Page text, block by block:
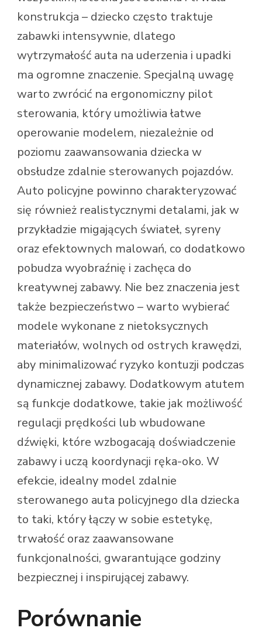
konstrukcja – dziecko często traktuje
zabawki intensywnie, dlatego
wytrzymałość auta na uderzenia i upadki
ma ogromne znaczenie. Specjalną uwagę
warto zwrócić na ergonomiczny pilot
sterowania, który umożliwia łatwe
operowanie modelem, niezależnie od
poziomu zaawansowania dziecka w
obsłudze zdalnie sterowanych pojazdów.
Auto policyjne powinno charakteryzować
się również realistycznymi detalami, jak w
przykładzie migających świateł, syreny
oraz efektownych malowań, co dodatkowo
pobudza wyobraźnię i zachęca do
kreatywnej zabawy. Nie bez znaczenia jest
także bezpieczeństwo – warto wybierać
modele wykonane z nietoksycznych
materiałów, wolnych od ostrych krawędzi,
aby minimalizować ryzyko kontuzji podczas
dynamicznej zabawy. Dodatkowym atutem
są funkcje dodatkowe, takie jak możliwość
regulacji prędkości lub wbudowane
dźwięki, które wzbogacają doświadczenie
zabawy i uczą koordynacji ręka-oko. W
efekcie, idealny model zdalnie
sterowanego auta policyjnego dla dziecka
to taki, który łączy w sobie estetykę,
trwałość oraz zaawansowane
funkcjonalności, gwarantujące godziny
bezpiecznej i inspirującej zabawy.
Porównanie